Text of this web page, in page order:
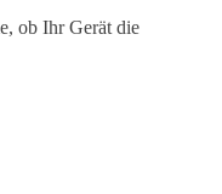
ob Ihr Gerät die